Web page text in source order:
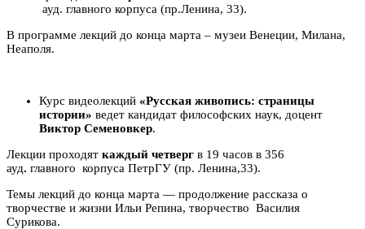
ауд. главного корпуса (пр.Ленина, 33).
В программе лекций до конца марта – музеи Венеции, Милана,
Неаполя.
Курс видеолекций «Русская живопись: страницы
истории» ведет кандидат философских наук, доцент
Виктор Семеновкер.
Лекции проходят каждый четверг в 19 часов в 356
ауд. главного корпуса ПетрГУ (пр. Ленина,33).
Темы лекций до конца марта — продолжение рассказа о
творчестве и жизни Ильи Репина, творчество Василия
Сурикова.